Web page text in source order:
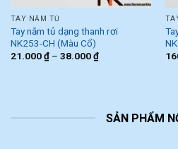
TAY NẮM TỦ
Tay nắm tủ dạng thanh rơi
NK253-CH (Màu Cổ)
21.000₫– 38.000₫
SẢN PHẨM